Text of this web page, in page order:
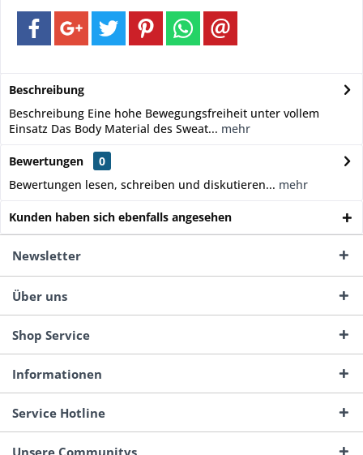
Beschreibung
Beschreibung Eine hohe Bewegungsfreiheit unter vollem
Einsatz Das Body Material des Sweat... mehr
Bewertungen
0
Bewertungen lesen, schreiben und diskutieren... mehr
Kunden haben sich ebenfalls angesehen
Newsletter
Über uns
Shop Service
Informationen
Service Hotline
Unsere Communitys